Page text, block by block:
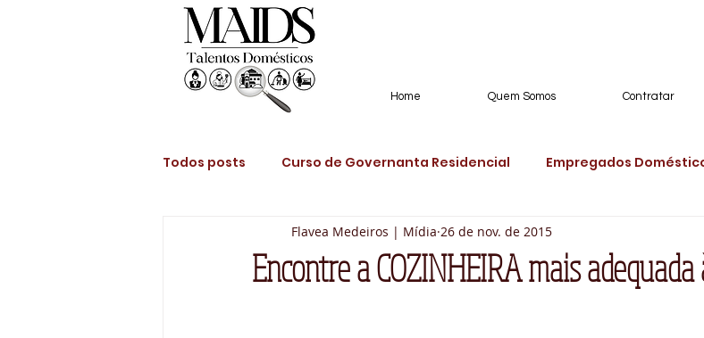
Home Quem Somos Contratar
Todos posts Curso de Governanta Residencial Empregados
Recolocação Profissional Doméstico Empregados Domésticos
Encontre a COZINHEIRA mais
Flavea Medeiros | Mídia 26 de nov. de 2015